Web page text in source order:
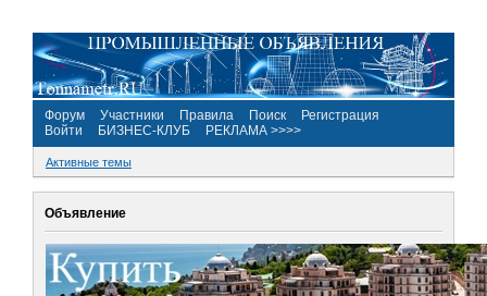
Форум Участники Правила Поиск
Регистрация
Войти
БИЗНЕС-КЛУБ РЕКЛАМА >>>>
Активные темы
Объявление